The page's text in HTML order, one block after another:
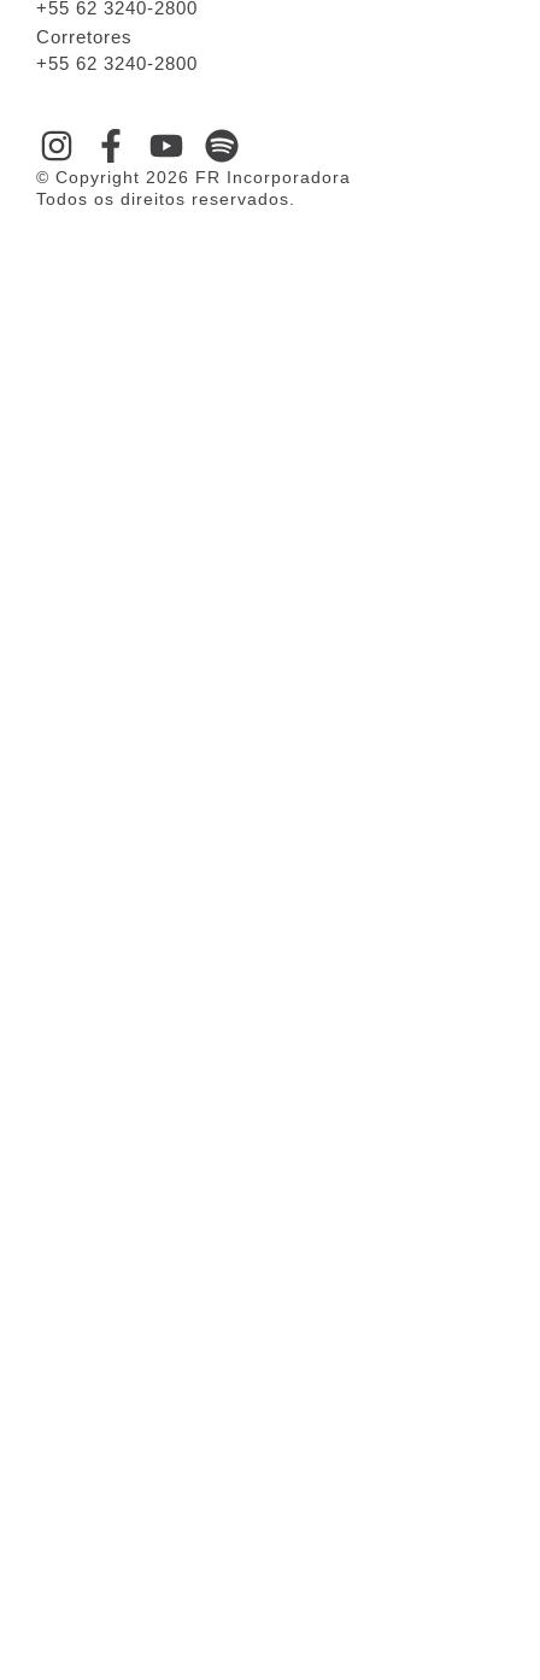
© Copyright 2026 FR Incorporadora
Todos os direitos reservados.
+55 62 3240-2800
Corretores
+55 62 3240-2800